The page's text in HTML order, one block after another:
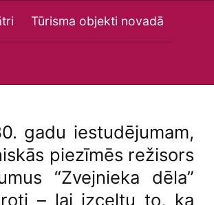
Tūrisma objekti novadā
gadu iestudējumam,
piezīmēs režisors
“Zvejnieka dēla”
– lai izceltu to, ka